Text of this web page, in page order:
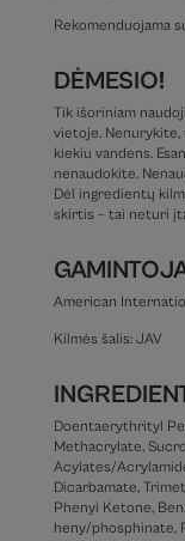
Rekomenduojama
DĖMESIO!
Tik išoriniam
vietoje. Nenurykite,
kiekiu vandens.
nenaudokite.
Dėl ingredientų
skirtis – tai neturi
American
Kilmės šalis: JAV
Doentaerythrityl
Methacrylate,
Acylates/
Dicarbamate,
Phenyi Ketone,
heny/phosphinate,